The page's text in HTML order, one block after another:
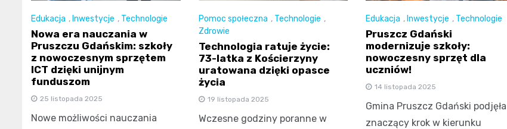
Edukacja , Inwestycje , Technologie
Nowa era nauczania w
Pruszczu Gdańskim: szkoły
z nowoczesnym sprzętem
ICT dzięki unijnym
funduszom
25 listopada 2025
Nowe możliwości nauczania
Pomoc społeczna , Technologie ,
Zdrowie
Technologia ratuje życie:
73-latka z Kościerzyny
uratowana dzięki opasce
życia
19 listopada 2025
Wczesne godziny poranne w
Edukacja , Inwestycje , Technologie
Pruszcz Gdański
modernizuje szkoły:
nowoczesny sprzęt dla
uczniów!
14 listopada 2025
Gmina Pruszcz Gdański podjęła
znaczący krok w kierunku